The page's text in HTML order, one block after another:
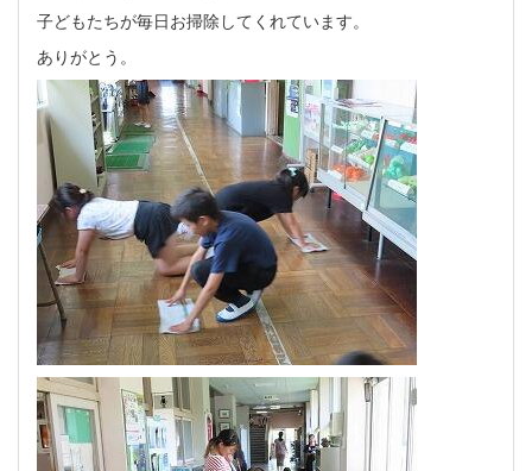
子どもたちが毎日お掃除してくれています。
ありがとう。